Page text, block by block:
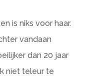
is niks voor haar.
vandaan
dan 20 jaar
niet teleur te